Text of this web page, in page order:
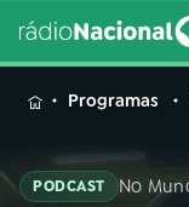
MENUProgramas
PODCAST No